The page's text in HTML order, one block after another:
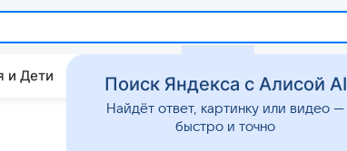
и Дети Дом Гороскопы Стиль жизни
Поиск Яндекса с Алисой AI
Найдёт ответ, картинку или видео —
быстро и точно